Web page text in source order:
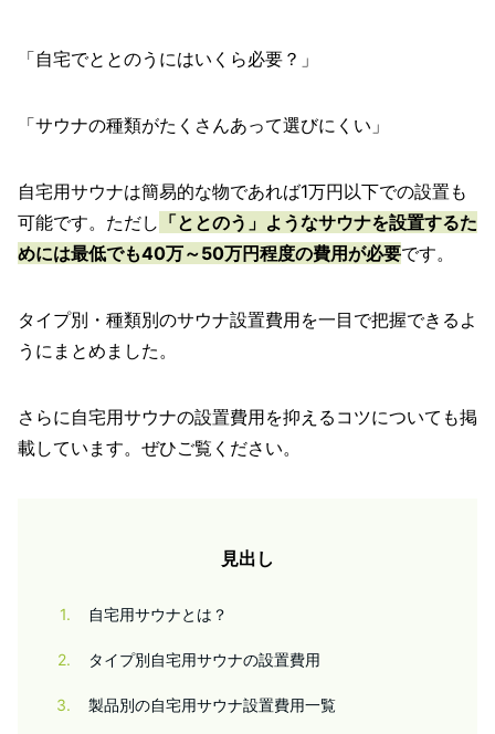
「自宅でととのうにはいくら必要？」
「サウナの種類がたくさんあって選びにくい」
自宅用サウナは簡易的な物であれば1万円以下での設置も
可能です。ただし 「ととのう」ようなサウナを設置するた
めには最低でも40万～50万円程度の費用が必要です。
タイプ別・種類別のサウナ設置費用を一目で把握できるよ
うにまとめました。
さらに自宅用サウナの設置費用を抑えるコツについても掲
載しています。ぜひご覧ください。
見出し
1 自宅用サウナとは？
2 タイプ別自宅用サウナの設置費用
3 製品別の自宅用サウナ設置費用一覧